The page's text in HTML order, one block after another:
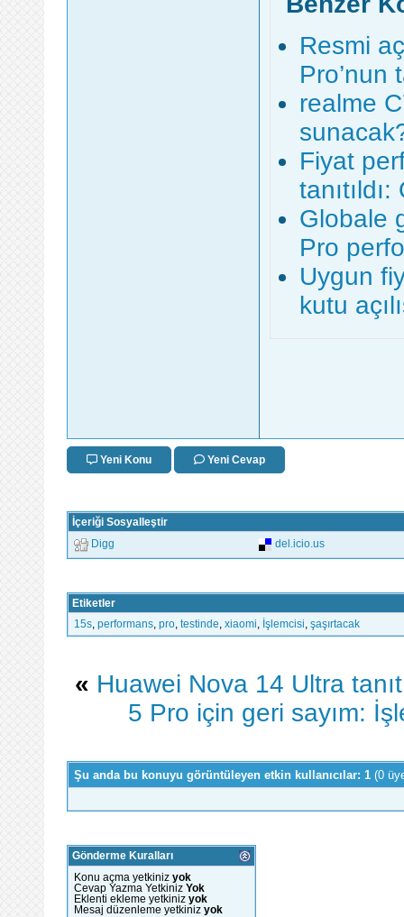
Resmi
Pro’nun
realme
Fiyat
Globale
Pro
Uygun
kutu
Yeni Konu Yeni Cevap
İçeriği Sosyalleştir
Digg del.icio.us
Etiketler
15s performans pro testinde xiaomi İşlemcisi şaşırtacak
« Huawei Nova 14 Ultra
5 Pro için geri sayım:
Şu anda bu konuyu görüntüleyen etkin kullanıcılar: 1 (0
Gönderme Kuralları
Konu açma yetkiniz yok
Cevap Yazma Yetkiniz Yok
Eklenti ekleme yetkiniz yok
Mesaj düzenleme yetkiniz yok